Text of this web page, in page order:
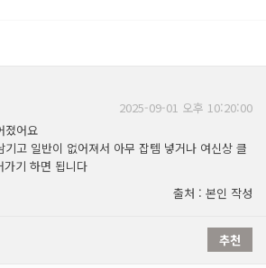
2025-09-01 오후 10:20:00
졌어요
고 일반이 없어져서 아무 잡템 넣거나 여신상 클
기 하면 됩니다
출처 : 본인 작성
추천